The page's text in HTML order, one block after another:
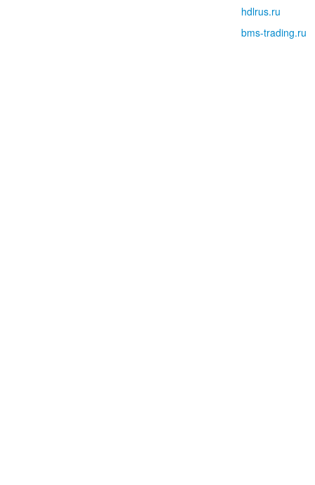
hdlrus.ru
bms-trading.ru